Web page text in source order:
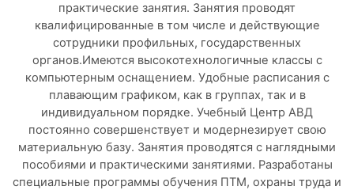
практические занятия. Занятия проводят
квалифицированные в том числе и действующие
сотрудники профильных, государственных
органов.Имеются высокотехнологичные классы с
компьютерным оснащением. Удобные расписания с
плавающим графиком, как в группах, так и в
индивидуальном порядке. Учебный Центр АВД
постоянно совершенствует и модернезирует свою
материальную базу. Занятия проводятся с наглядными
пособиями и практическими занятиями. Разработаны
специальные программы обучения ПТМ, охраны труда и